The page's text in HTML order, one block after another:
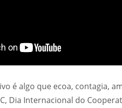
é algo que ecoa, contagia,
Dia Internacional do